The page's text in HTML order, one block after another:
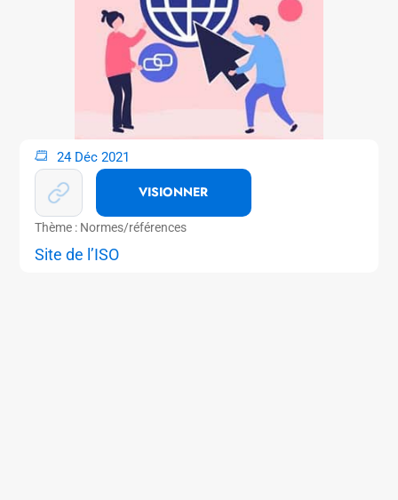
24 Déc 2021
VISIONNER
Thème : Normes/références
Site de l’ISO